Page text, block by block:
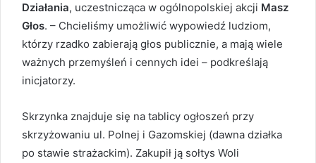
Działania, uczestnicząca w ogólnopolskiej akcji Masz
Głos. – Chcieliśmy umożliwić wypowiedź ludziom,
którzy rzadko zabierają głos publicznie, a mają wiele
ważnych przemyśleń i cennych idei – podkreślają
inicjatorzy.
Skrzynka znajduje się na tablicy ogłoszeń przy
skrzyżowaniu ul. Polnej i Gazomskiej (dawna działka
po stawie strażackim). Zakupił ją sołtys Woli